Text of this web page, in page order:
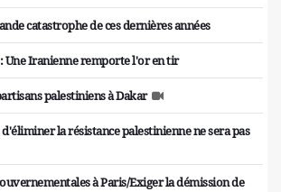
catastrophe de ces dernières années
Une Iranienne remporte l'or en tir
palestiniens à Dakar
la résistance palestinienne ne sera pas
à Paris/Exiger la démission de